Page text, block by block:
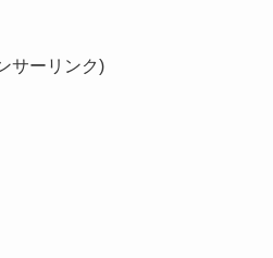
サーリンク)